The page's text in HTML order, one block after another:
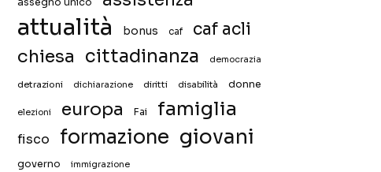
assegno unico
attualità bonus caf caf acli
chiesa cittadinanza democrazia
detrazioni dichiarazione diritti disabilità donne
elezioni europa Fai famiglia
fisco formazione giovani
governo immigrazione